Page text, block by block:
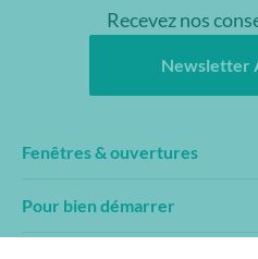
Recevez nos
Newsletter
Fenêtres & ouvertures
Pour bien démarrer